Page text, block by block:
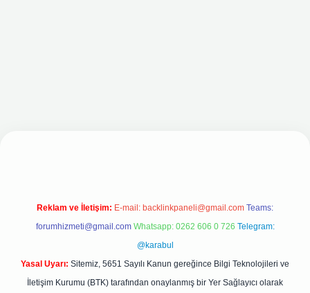
Reklam ve İletişim: E-mail: backlinkpaneli@gmail.com Teams:
forumhizmeti@gmail.com Whatsapp: 0262 606 0 726 Telegram:
@karabul
Yasal Uyarı: Sitemiz, 5651 Sayılı Kanun gereğince Bilgi Teknolojileri ve
İletişim Kurumu (BTK) tarafından onaylanmış bir Yer Sağlayıcı olarak